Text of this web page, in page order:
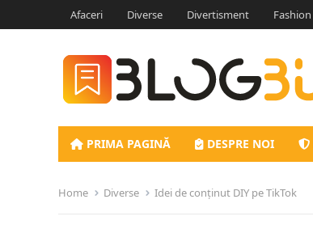
Afaceri Diverse Divertisment Fashion
PRIMA PAGINĂ DESPRE NOI
Home Diverse Idei de conținut DIY pe TikTok